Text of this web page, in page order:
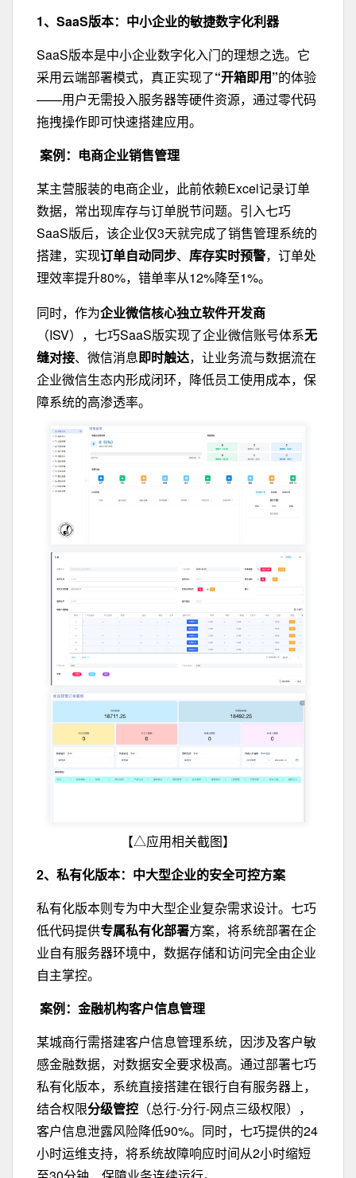
1、SaaS版本： 中小企业的敏捷数字化利器
SaaS版本是中小企业数字化入门的理想之选。它
采用云端部署模式，真正实现了“开箱即用”的体验
——用户无需投入服务器等硬件资源，通过零代码
拖拽操作即可快速搭建应用。
案例：电商企业销售管理
某主营服装的电商企业，此前依赖Excel记录订单
数据，常出现库存与订单脱节问题。引入七巧
SaaS版后，该企业仅3天就完成了销售管理系统的
搭建，实现订单自动同步、 库存实时预警，订单处
理效率提升80%，错单率从12%降至1%。
同时，作为企业微信核心独立软件开发商
（ISV），七巧SaaS版实现了企业微信账号体系无
缝对接、微信消息即时触达，让业务流与数据流在
企业微信生态内形成闭环，降低员工使用成本，保
障系统的高渗透率。
【△应用相关截图】
2、私有化版本： 中大型企业的安全可控方案
私有化版本则专为中大型企业复杂需求设计。七巧
低代码提供专属私有化部署方案，将系统部署在企
业自有服务器环境中，数据存储和访问完全由企业
自主掌控。
案例：金融机构客户信息管理
某城商行需搭建客户信息管理系统，因涉及客户敏
感金融数据，对数据安全要求极高。通过部署七巧
私有化版本，系统直接搭建在银行自有服务器上，
结合权限分级管控 （总行-分行-网点三级权限），
客户信息泄露风险降低90%。同时，七巧提供的24
小时运维支持，将系统故障响应时间从2小时缩短